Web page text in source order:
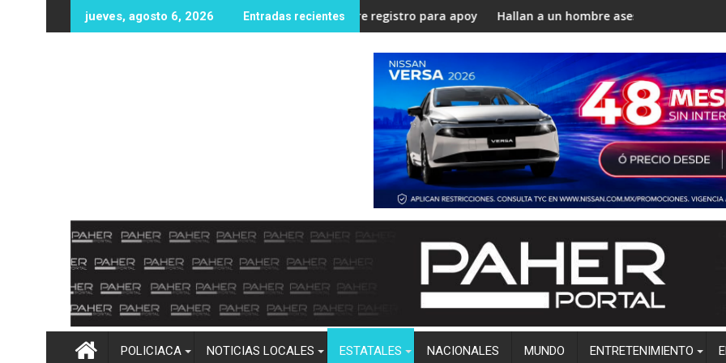
al
jueves, agosto 6, 2026 Entradas recientes
UAS fortalecen su formación académica con la movilidad estudiantil en la UABC, campus Mexicali
DIF Salvador Alvarado abre registro para apoyos gratuitos de Beneficencia Pública 2026
Hallan a un hombre asesinado a balazos cerca del relleno sanitario de
Asaltan tienda de
POLICIACA NOTICIAS LOCALES ESTATALES NACIONALES MUNDO ENTRETENIMIENTO